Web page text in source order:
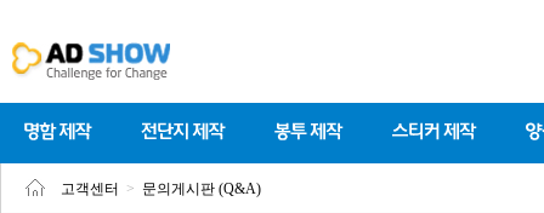
고객센터 > 문의게시판 (Q&A)